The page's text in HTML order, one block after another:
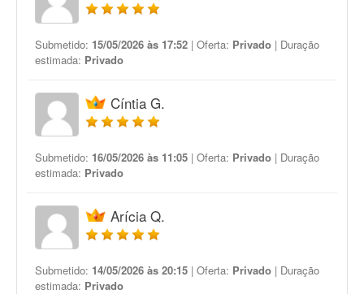
Submetido: 15/05/2026 às 17:52 | Oferta: Privado | Duração
estimada: Privado
Cíntia G.
Submetido: 16/05/2026 às 11:05 | Oferta: Privado | Duração
estimada: Privado
Arícia Q.
Submetido: 14/05/2026 às 20:15 | Oferta: Privado | Duração
estimada: Privado